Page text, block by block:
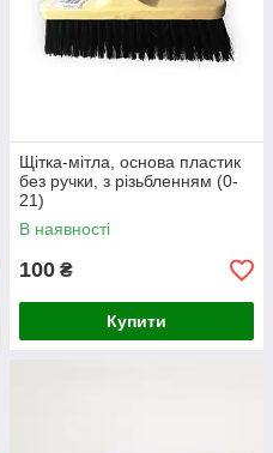
Щітка-мітла, основа пластик
без ручки, з різьбленням (0-
21)
В наявності
100 ₴
Купити